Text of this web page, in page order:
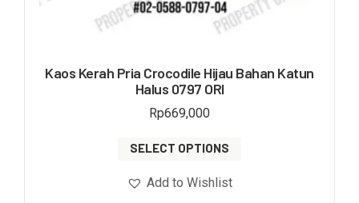
Kaos Kerah Pria Crocodile Hijau Bahan Katun
Halus 0797 ORI
Rp669,000
SELECT OPTIONS
Add to Wishlist